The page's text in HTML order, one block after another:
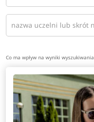
Co ma wpływ na wyniki wyszukiwania